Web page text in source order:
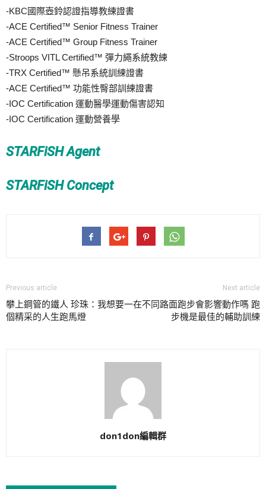
-KBC國際壺鈴認證指導教練證書
-ACE Certified™ Senior Fitness Trainer
-ACE Certified™ Group Fitness Trainer
-Stroops VITL Certified™ 彈力繩系統教練
-TRX Certified™ 懸吊系統訓練證書
-ACE Certified™ 功能性臀部訓練證書
-IOC Certification 運動醫學運動傷害認知
-IOC Certification 運動營養學
STARFiSH Agent
STARFiSH Concept
Previous article
攀上鋼管的鐵人 珍珠：我想要一
個精采的人生跑馬燈
Next article
在不同路面跑步會影響動作嗎 跑
步機是最佳的輔助訓練
don1don編輯群